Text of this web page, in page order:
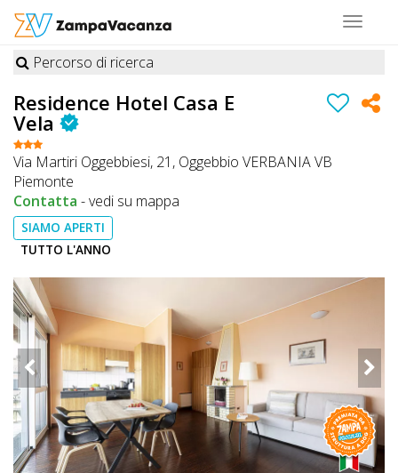
Toggle
STRUTTURE
A
DOG
LUOGHI
A
DOG
OFFERTE
A
DOG
Percorso di ricerca
Residence Hotel Casa E
Vela
Via Martiri Oggebbiesi, 21, Oggebbio VERBANIA VB
Piemonte
Contatta -vedi su mappa
SIAMO APERTI
TUTTO L'ANNO